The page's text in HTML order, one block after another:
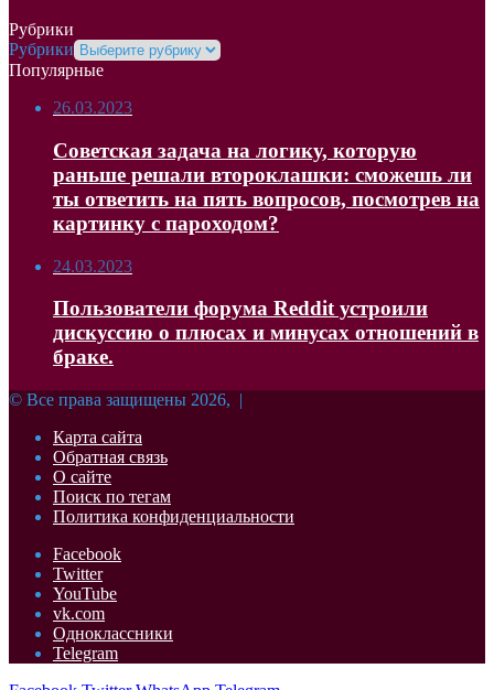
Рубрики
Рубрики
Популярные
26.03.2023
Советская задача на логику, которую
раньше решали второклашки: сможешь ли
ты ответить на пять вопросов, посмотрев на
картинку с пароходом?
24.03.2023
Пользователи форума Reddit устроили
дискуссию о плюсах и минусах отношений в
браке.
© Все права защищены 2026, |
Карта сайта
Обратная связь
О сайте
Поиск по тегам
Политика конфиденциальности
Facebook
Twitter
YouTube
vk.com
Одноклассники
Telegram